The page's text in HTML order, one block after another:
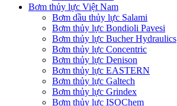
Bơm thủy lực Việt Nam
Bơm dầu thủy lực Salami
Bơm thủy lực Bondioli Pavesi
Bơm thủy lực Bucher Hydraulics
Bơm thủy lực Concentric
Bơm thủy lực Denison
Bơm thủy lực EASTERN
Bơm thủy lực Galtech
Bơm thủy lực Grindex
Bơm thủy lực ISOChem